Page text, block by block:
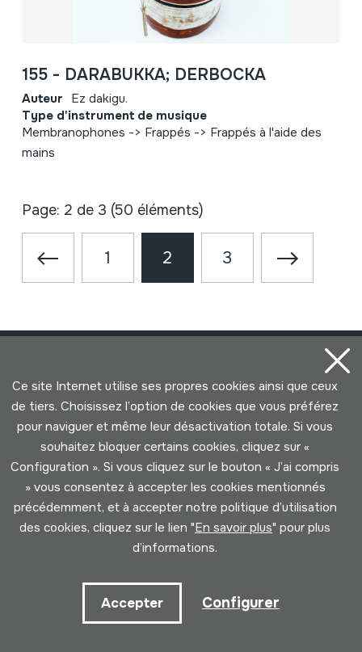
155 - DARABUKKA; DERBOCKA
Auteur Ez dakigu.
Type d'instrument de musique
Membranophones -> Frappés -> Frappés à l'aide des
mains
Page: 2 de 3 (50 éléments)
1 2 3
Contact
943 493 578
soinuenea@soinuenea.eus
Tornola kalea, 6 - 20180 OIARTZUN
Ce site Internet utilise ses propres cookies ainsi que ceux
de tiers. Choisissez l’option de cookies que vous préférez
pour naviguer et même leur désactivation totale. Si vous
souhaitez bloquer certains cookies, cliquez sur «
Configuration ». Si vous cliquez sur le bouton « J’ai compris
» vous consentez à accepter les cookies mentionnés
précédemment, et à accepter notre politique d’utilisation
des cookies, cliquez sur le lien "En savoir plus" pour plus
d’informations.
Accepter Configurer